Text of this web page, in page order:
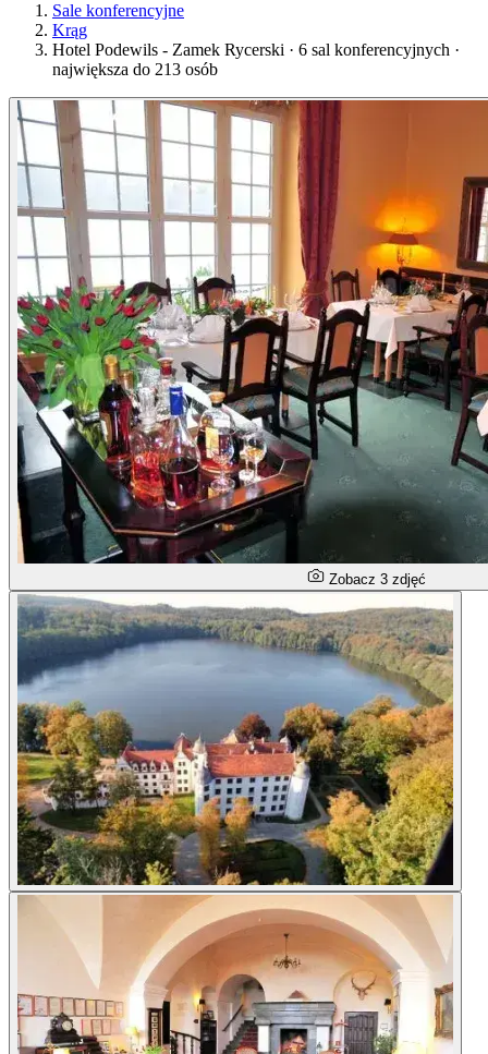
Sale konferencyjne
Krąg
Hotel Podewils - Zamek Rycerski · 6 sal konferencyjnych ·
największa do 213 osób
Zobacz 3 zdjęć